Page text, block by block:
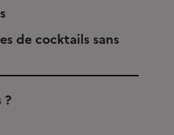
de cocktails sans
?